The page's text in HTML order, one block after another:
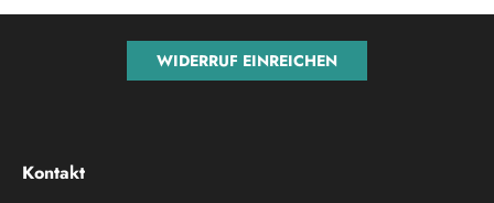
WIDERRUF EINREICHEN
Kontakt